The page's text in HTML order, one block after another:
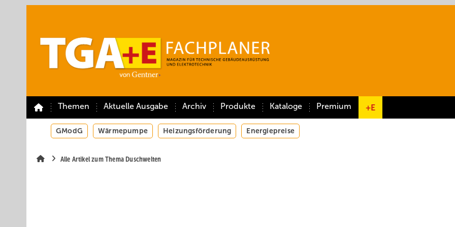
Themen Aktuelle Ausgabe Archiv Produkte Kataloge Premium +E
GModG Wärmepumpe Heizungsförderung Energiepreise
Alle Artikel zum Thema Duschwelten